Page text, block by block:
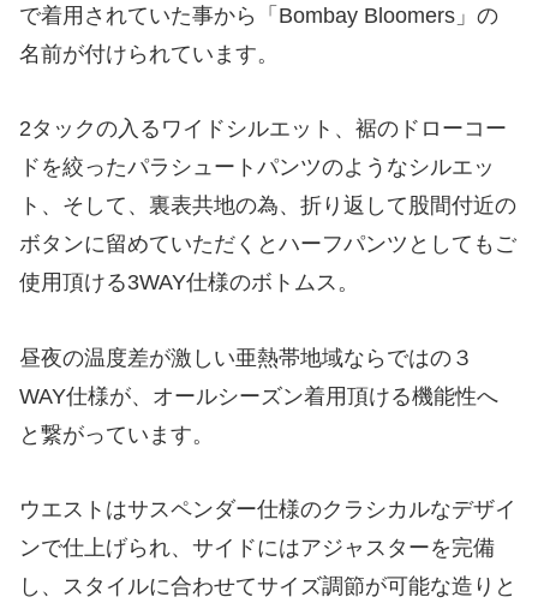
で着用されていた事から「Bombay Bloomers」の
名前が付けられています。
2タックの入るワイドシルエット、裾のドローコー
ドを絞ったパラシュートパンツのようなシルエッ
ト、そして、裏表共地の為、折り返して股間付近の
ボタンに留めていただくとハーフパンツとしてもご
使用頂ける3WAY仕様のボトムス。
昼夜の温度差が激しい亜熱帯地域ならではの３
WAY仕様が、オールシーズン着用頂ける機能性へ
と繋がっています。
ウエストはサスペンダー仕様のクラシカルなデザイ
ンで仕上げられ、サイドにはアジャスターを完備
し、スタイルに合わせてサイズ調節が可能な造りと